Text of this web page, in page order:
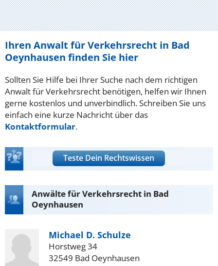
Ihren Anwalt für Verkehrsrecht in Bad
Oeynhausen finden Sie hier
Sollten Sie Hilfe bei Ihrer Suche nach dem richtigen
Anwalt für Verkehrsrecht benötigen, helfen wir Ihnen
gerne kostenlos und unverbindlich. Schreiben Sie uns
einfach eine kurze Nachricht über das
Kontaktformular.
Teste Dein Rechtswissen
Anwälte für Verkehrsrecht in Bad
Oeynhausen
Michael D. Schulze
Horstweg 34
32549 Bad Oeynhausen